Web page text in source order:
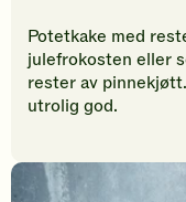
til
å
vurdere
denne
oppskriften.
Potetkake med
julefrokosten eller
rester av
utrolig god.